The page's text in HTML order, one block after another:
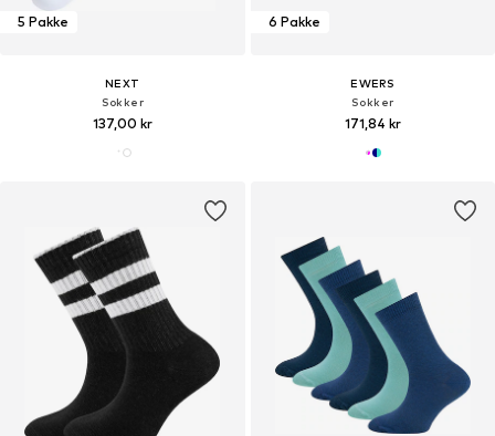
5 Pakke
NEXT
Sokker
137,00 kr
6 Pakke
EWERS
Sokker
171,84 kr